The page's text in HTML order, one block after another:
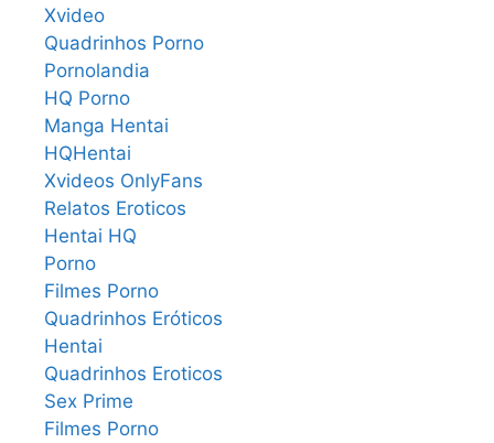
Xvideo
Quadrinhos Porno
Pornolandia
HQ Porno
Manga Hentai
HQHentai
Xvideos OnlyFans
Relatos Eroticos
Hentai HQ
Porno
Filmes Porno
Quadrinhos Eróticos
Hentai
Quadrinhos Eroticos
Sex Prime
Filmes Porno